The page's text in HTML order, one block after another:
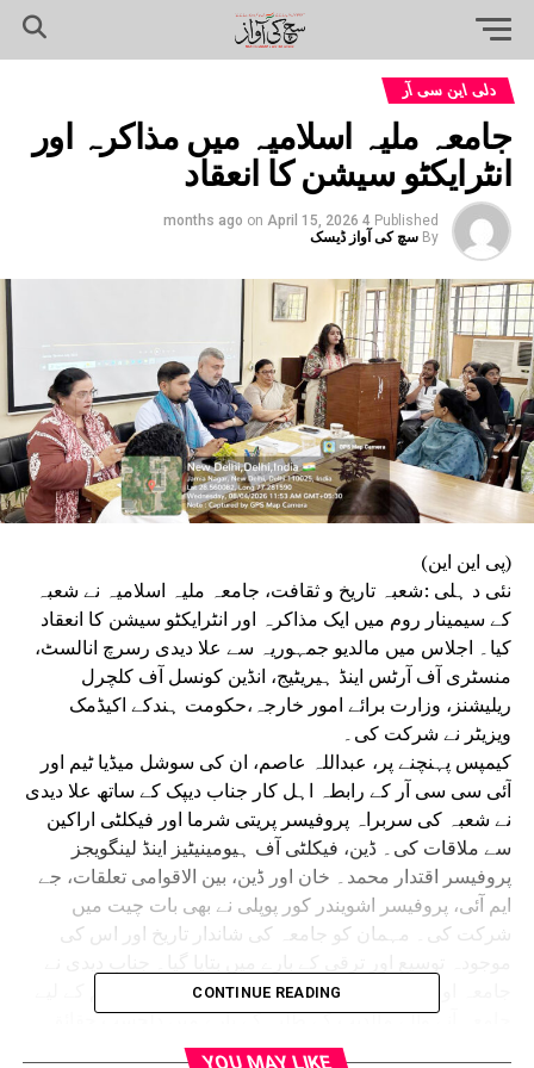
دلی این سی آر
جامعہ ملیہ اسلامیہ میں مذاکرہ اور
انٹرایکٹو سیشن کا انعقاد
Published
4 months ago
on April 15, 2026
By سچ کی آواز ڈیسک
(پی این این)
نئی د ہلی :شعبہ تاریخ و ثقافت، جامعہ ملیہ اسلامیہ نے شعبہ
کے سیمینار روم میں ایک مذاکرہ اور انٹرایکٹو سیشن کا انعقاد
کیا۔ اجلاس میں مالدیو جمہوریہ سے علا دیدی رسرچ انالسٹ،
منسٹری آف آرٹس اینڈ ہیریٹیج، انڈین کونسل آف کلچرل
ریلیشنز، وزارت برائے امور خارجہ،حکومت ہندکے اکیڈمک
ویزیٹر نے شرکت کی۔
کیمپس پہنچنے پر، عبداللہ عاصم، ان کی سوشل میڈیا ٹیم اور
آئی سی سی آر کے رابطہ اہل کار جناب دیپک کے ساتھ علا دیدی
نے شعبہ کی سربراہ پروفیسر پریتی شرما اور فیکلٹی اراکین
سے ملاقات کی۔ ڈین، فیکلٹی آف ہیومینیٹیز اینڈ لینگویجز
پروفیسر اقتدار محمد۔ خان اور ڈین، بین الاقوامی تعلقات، جے
ایم آئی، پروفیسر اشویندر کور پوپلی نے بھی بات چیت میں
شرکت کی۔ مہمان کو جامعہ کی شاندار تاریخ اور اس کی
جامعہ اور مالدیپ کے روابط اور ماضی میں اعلیٰ تعلیم کے لیے
جامعہ آنے والے مالدیپ کے طلبہ کے بارے میں دلچسپ حقائق
اور معلومات بھی ساجھا کیے۔ وہ جامعہ ملیہ کے اس وقت کے
CONTINUE READING
YOU MAY LIKE